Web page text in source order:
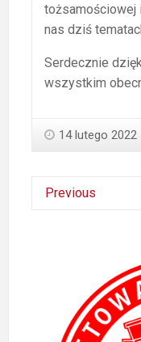
tożsamościowej
nas dziś
Serdecznie
wszystkim
14 lutego 2022
Previous